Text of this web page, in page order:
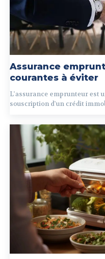
Assurance
courantes à éviter
L'assurance emprunteur est
souscription d'un crédit